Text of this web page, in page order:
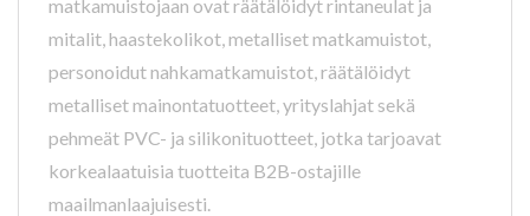
matkamuistojaan ovat räätälöidyt rintaneulat ja
mitalit, haastekolikot, metalliset matkamuistot,
personoidut nahkamatkamuistot, räätälöidyt
metalliset mainontatuotteet, yrityslahjat sekä
pehmeät PVC- ja silikonituotteet, jotka tarjoavat
korkealaatuisia tuotteita B2B-ostajille
maailmanlaajuisesti.